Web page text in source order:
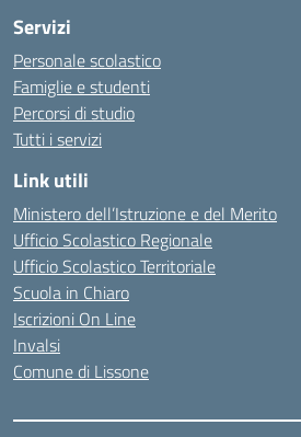
Servizi
Personale scolastico
Famiglie e studenti
Percorsi di studio
Tutti i servizi
Link utili
Ministero dell’Istruzione e del Merito
Ufficio Scolastico Regionale
Ufficio Scolastico Territoriale
Scuola in Chiaro
Iscrizioni On Line
Invalsi
Comune di Lissone